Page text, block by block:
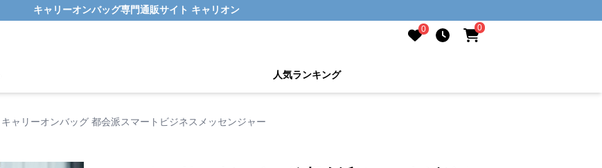
キャリーオンバッグ専門通販サイト キャリオン
0 0
人気ランキング
キャリーオンバッグ 都会派スマートビジネスメッセンジャー